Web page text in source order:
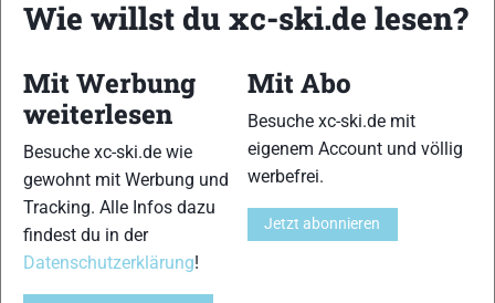
Bildergalerie Ganghoferlauf Leutasch
| | Skimarathon Bilder
Mario Felgenhauer-1. März 2020
Hier findet ihr einige Impressionen vom 50. Ganghoferlauf in
Leutasch …
Wie willst du xc-ski.de lesen?
Mit Werbung
weiterlesen
Besuche xc-ski.de wie
gewohnt mit Werbung und
Tracking. Alle Infos dazu
findest du in der
Datenschutzerklärung!
Mit Abo
Besuche xc-ski.de mit
eigenem Account und völlig
werbefrei.
Jetzt abonnieren